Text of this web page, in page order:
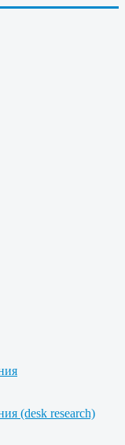
(desk research)